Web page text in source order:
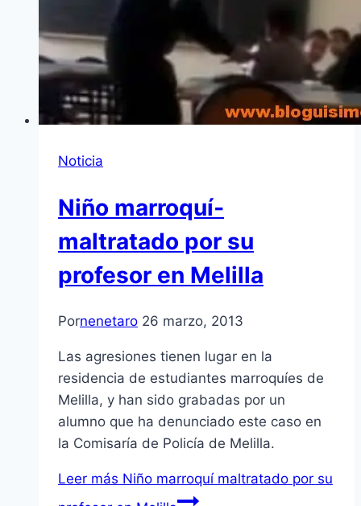
Noticia
Niño marroquí­
maltratado por su
profesor en Melilla
Pornenetaro 26 marzo, 2013
Las agresiones tienen lugar en la
residencia de estudiantes marroquí­es de
Melilla, y han sido grabadas por un
alumno que ha denunciado este caso en
la Comisarí­a de Policí­a de Melilla.
Leer más Niño marroquí­ maltratado por su